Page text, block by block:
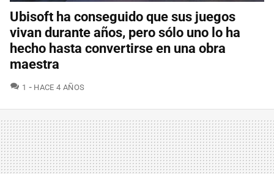
Ubisoft ha conseguido que sus juegos
vivan durante años, pero sólo uno lo ha
hecho hasta convertirse en una obra
maestra
1 COMENTARIOS
HACE 4 AÑOS